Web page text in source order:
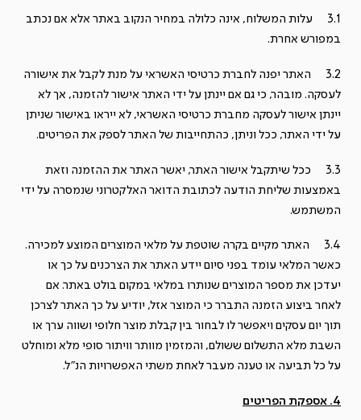
3.1 עלות המשלוח, אינה כלולה במחיר הנקוב באתר אלא אם נכתב
במפורש אחרת.
3.2 האתר יפנה לחברת כרטיסי האשראי על מנת לקבל את אישורה
לעסקה. מובהר, כי גם אם יינתן על ידי האתר אישור להזמנה, אך לא
יינתן אישור לעסקה מחברת כרטיסי האשראי, לא ייראו באישור שניתן
על ידי האתר, ככל וניתן, כהתחייבות של האתר לספק את הפריטים.
3.3 ככל שיתקבל אישור האתר, יאשר האתר את ההזמנה וזאת
באמצעות שליחת הודעה לכתובת הדואר האלקטרוני שנמסרה על ידי
המשתמש.
3.4 האתר מקיים בקרה שוטפת על מלאי המוצרים המוצע למכירה.
כאשר המלאי עומד בפני סיום יידע האתר את הצרכנים על כך או
יעדכן את מספר המוצרים שנותרו במלאי במקום בולט באתר. אם
לאחר ביצוע הזמנה התברר כי המוצר אזל, יודיע על כך האתר לצרכן
תוך יום עסקים ויאפשר לו לבחור בין קבלת מוצר חלופי ושווה ערך או
השבת מלא התשלום ששולם, והמזמין מוותר וויתור סופי מלא ומוחלט
על כל תביעה או טענה מעבר לאחת משתי האפשרויות הנ"ל.
4. אספקת הפריטים